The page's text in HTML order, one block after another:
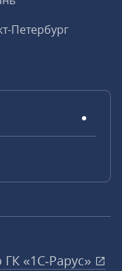
Петербург
«1С‑Рарус»